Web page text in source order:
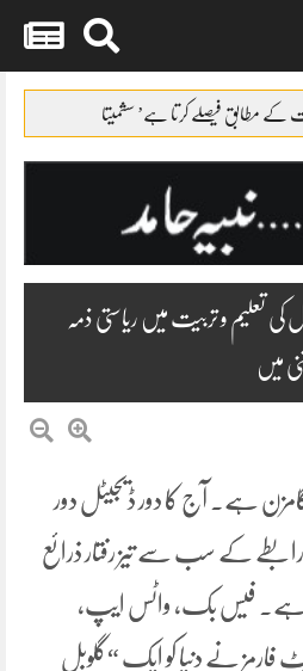
کے مطابق فیصلے کرتا ہے’ سشمیتا
کیا’ جیاتی بھاٹیا
میں شامل ہوگئی
تھے’ بہن صبا پٹودی
کی تعلیم و تربیت میں ریاستی ذمہ
میں
گامزن ہے۔ آج کا دور ڈیجیٹل دور
رابطے کے سب سے تیز رفتار ذرائع
ہے۔ فیس بک، واٹس ایپ،
فارمز نے دنیا کو ایک “گلوبل